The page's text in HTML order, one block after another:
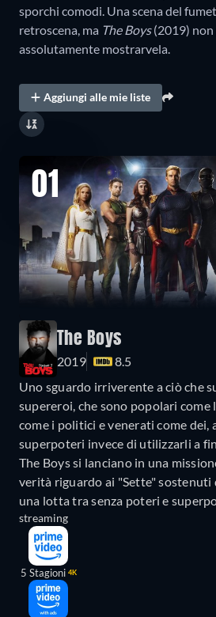
sporchi comodi. Una scena del
retroscena, ma The Boys(2019) non
assolutamente mostrarvela.
Aggiungi alle mie liste
01
The Boys
2019
8.5
Uno sguardo irriverente a ciò che
supereroi, che sono popolari
come i politici e venerati come dei,
superpoteri invece di utilizzarli a
The Boys si lanciano in una
verità riguardo ai "Sette" sostenuti
una lotta tra senza poteri e
streaming
5 Stagioni 4K